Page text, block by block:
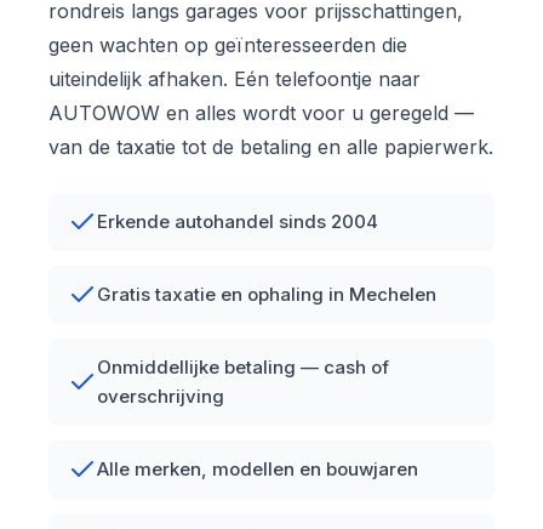
rondreis langs garages voor prijsschattingen,
geen wachten op geïnteresseerden die
uiteindelijk afhaken. Eén telefoontje naar
AUTOWOW en alles wordt voor u geregeld —
van de taxatie tot de betaling en alle papierwerk.
Erkende autohandel sinds 2004
Gratis taxatie en ophaling in Mechelen
Onmiddellijke betaling — cash of
overschrijving
Alle merken, modellen en bouwjaren